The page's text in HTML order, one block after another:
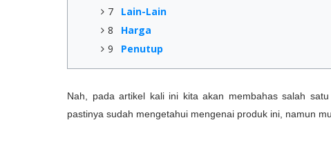
7
Lain-Lain
8
Harga
9
Penutup
Nah, pada artikel kali ini kita akan membahas salah
pastinya sudah mengetahui mengenai produk ini, namun